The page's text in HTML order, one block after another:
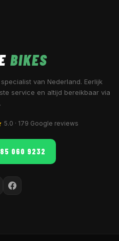
BIKES
van Nederland. Eerlijk
service en altijd bereikbaar via
5.0 · 179 Google reviews
060 9232